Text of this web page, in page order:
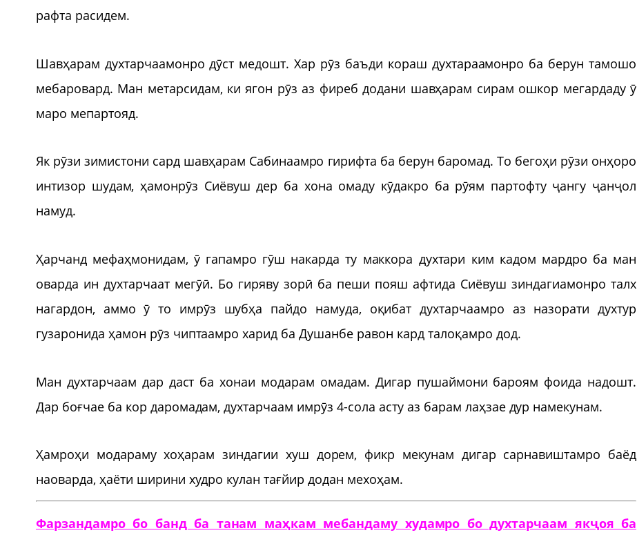
рафта расидем.
Шавҳарам духтарчаамонро дӯст медошт. Хар рӯз баъди кораш духтараамонро ба берун тамошо
мебаровард. Ман метарсидам, ки ягон рӯз аз фиреб додани шавҳарам сирам ошкор мегардаду ӯ
маро мепартояд.
Як рӯзи зимистони сард шавҳарам Сабинаамро гирифта ба берун баромад. То бегоҳи рӯзи онҳоро
интизор шудам, ҳамонрӯз Сиёвуш дер ба хона омаду кӯдакро ба рӯям партофту ҷангу ҷанҷол
намуд.
Ҳарчанд мефаҳмонидам, ӯ гапамро гӯш накарда ту маккора духтари ким кадом мардро ба ман
оварда ин духтарчаат мегӯӣ. Бо гиряву зорӣ ба пеши пояш афтида Сиёвуш зиндагиамонро талх
нагардон, аммо ӯ то имрӯз шубҳа пайдо намуда, оқибат духтарчаамро аз назорати духтур
гузаронида ҳамон рӯз чиптаамро харид ба Душанбе равон кард талоқамро дод.
Ман духтарчаам дар даст ба хонаи модарам омадам. Дигар пушаймони бароям фоида надошт.
Дар боғчае ба кор даромадам, духтарчаам имрӯз 4-сола асту аз барам лаҳзае дур намекунам.
Ҳамроҳи модараму хоҳарам зиндагии хуш дорем, фикр мекунам дигар сарнавиштамро баёд
наоварда, ҳаёти ширини худро кулан тағйир додан мехоҳам.
Фарзандамро бо банд ба танам маҳкам мебандаму худамро бо духтарчаам якҷоя ба